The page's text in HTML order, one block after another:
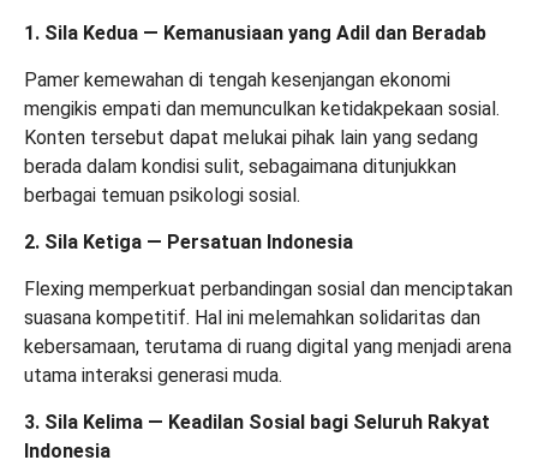
1. Sila Kedua — Kemanusiaan yang Adil dan Beradab
Pamer kemewahan di tengah kesenjangan ekonomi
mengikis empati dan memunculkan ketidakpekaan sosial.
Konten tersebut dapat melukai pihak lain yang sedang
berada dalam kondisi sulit, sebagaimana ditunjukkan
berbagai temuan psikologi sosial.
2. Sila Ketiga — Persatuan Indonesia
Flexing memperkuat perbandingan sosial dan menciptakan
suasana kompetitif. Hal ini melemahkan solidaritas dan
kebersamaan, terutama di ruang digital yang menjadi arena
utama interaksi generasi muda.
3. Sila Kelima — Keadilan Sosial bagi Seluruh Rakyat
Indonesia